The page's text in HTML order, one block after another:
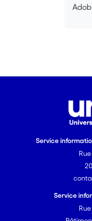
trans
et
Service
Service